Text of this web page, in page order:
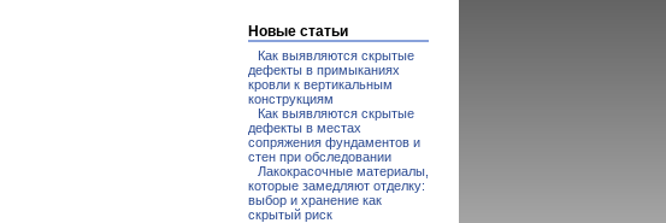
Новые статьи
Как выявляются скрытые
дефекты в примыканиях
кровли к вертикальным
конструкциям
Как выявляются скрытые
дефекты в местах
сопряжения фундаментов и
стен при обследовании
Лакокрасочные материалы,
которые замедляют отделку:
выбор и хранение как
скрытый риск